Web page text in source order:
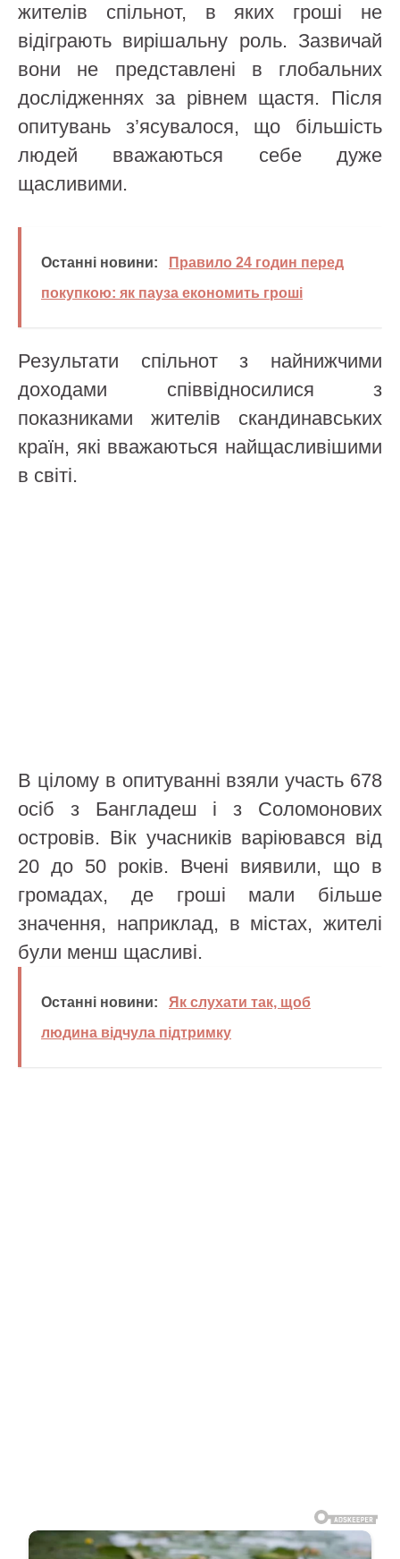
жителів спільнот, в яких гроші не
відіграють вирішальну роль. Зазвичай
вони не представлені в глобальних
дослідженнях за рівнем щастя. Після
опитувань з’ясувалося, що більшість
людей вважаються себе дуже
щасливими.
Останні новини:
Правило 24 годин перед
покупкою: як пауза економить гроші
Результати спільнот з найнижчими
доходами співвідносилися з
показниками жителів скандинавських
країн, які вважаються найщасливішими
в світі.
В цілому в опитуванні взяли участь 678
осіб з Бангладеш і з Соломонових
островів. Вік учасників варіювався від
20 до 50 років. Вчені виявили, що в
громадах, де гроші мали більше
значення, наприклад, в містах, жителі
були менш щасливі.
Останні новини:
Як слухати так, щоб
людина відчула підтримку